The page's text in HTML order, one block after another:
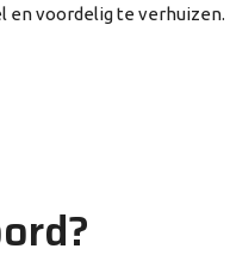
en voordelig te verhuizen.